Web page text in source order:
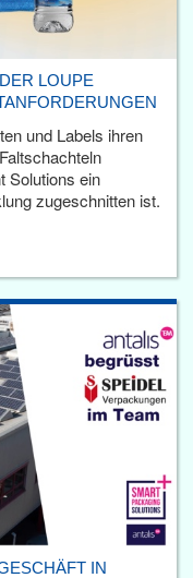
LOUPE
und Labels ihren
Solutions ein
zugeschnitten ist.
IN